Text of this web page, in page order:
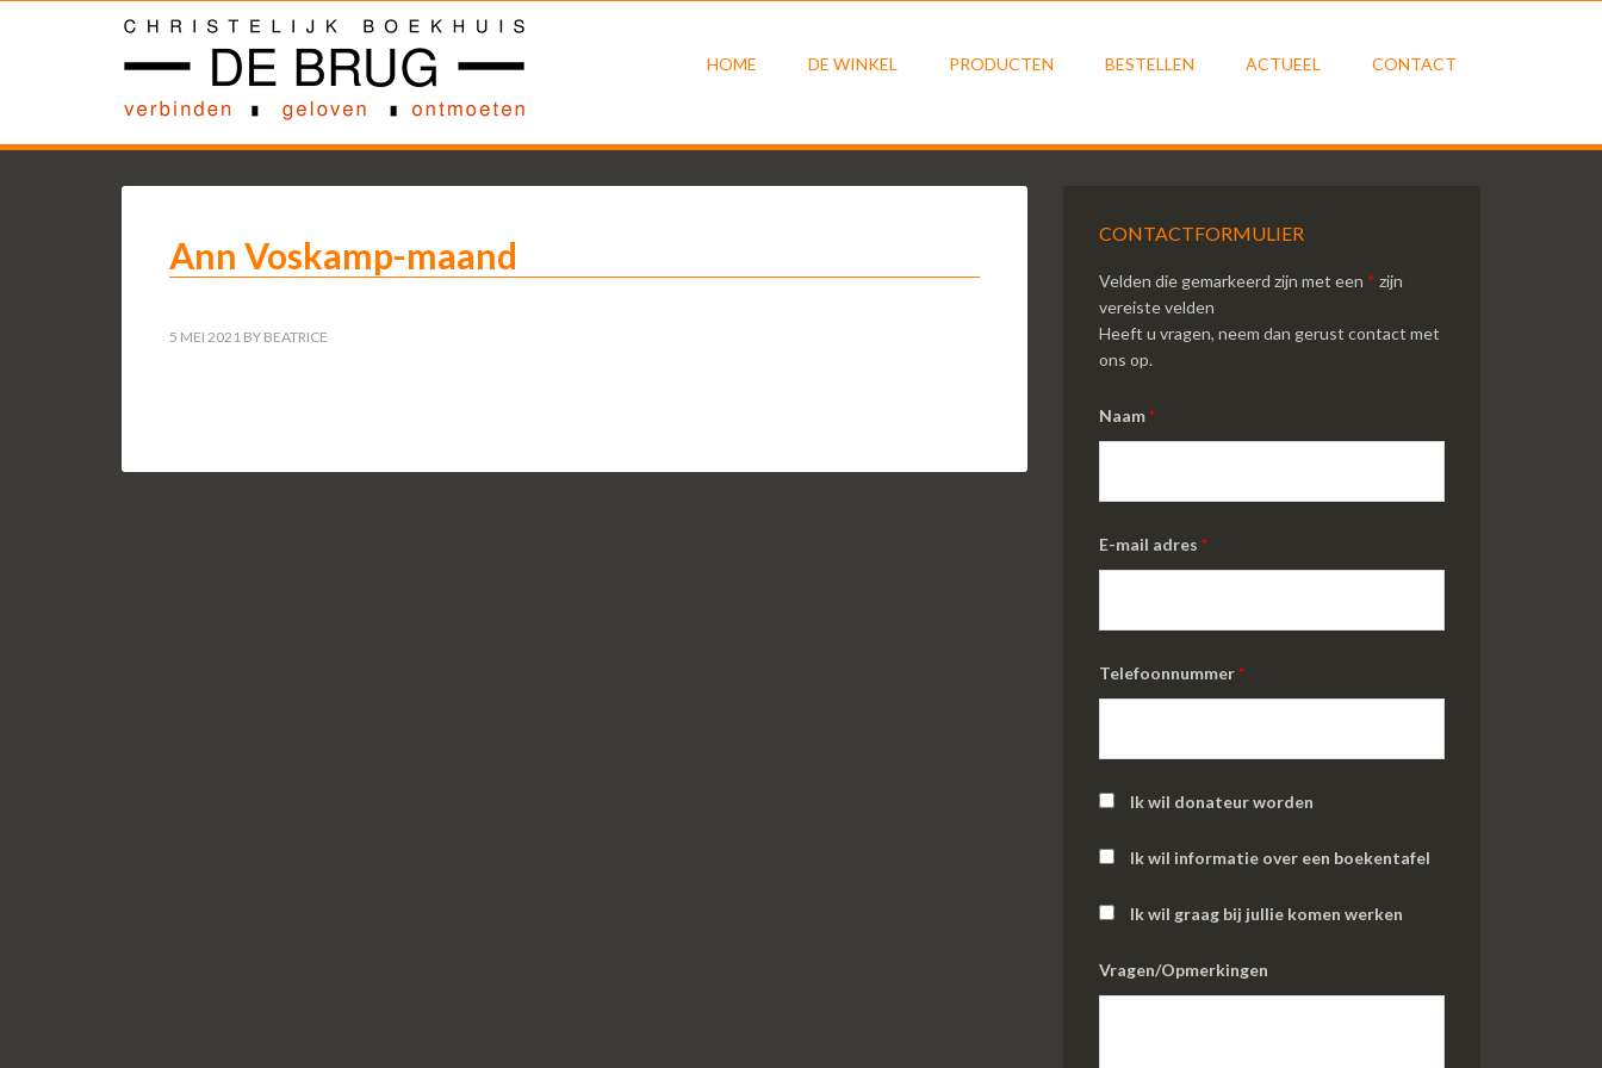
HOME DE WINKEL PRODUCTEN BESTELLEN ACTUEEL CONTACT
Ann Voskamp-maand
5 MEI 2021 BY BEATRICE
CONTACTFORMULIER
Velden die gemarkeerd zijn met een * zijn
vereiste velden
Heeft u vragen, neem dan gerust contact met
ons op.
Naam*
E-mail adres *
Telefoonnummer*
Ik wil donateur worden
Ik wil informatie over een boekentafel
Ik wil graag bij jullie komen werken
Vragen/Opmerkingen